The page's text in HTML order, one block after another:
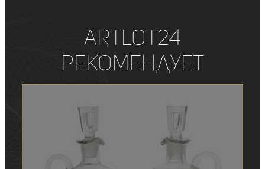
ArtLot24
рекомендует